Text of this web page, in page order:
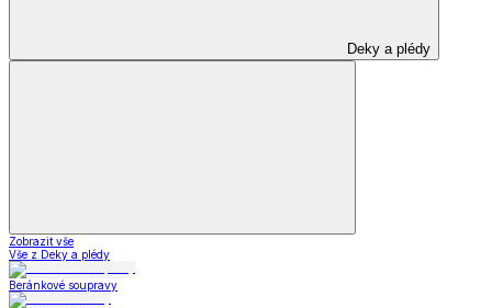
Deky a plédy
Zobrazit vše
Vše z Deky a plédy
Beránkové soupravy